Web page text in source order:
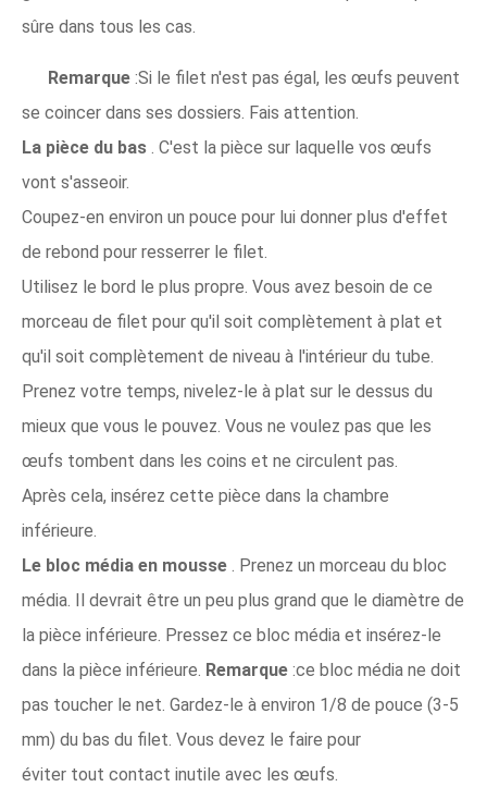
sûre dans tous les cas.
Remarque :Si le filet n'est pas égal, les œufs peuvent
se coincer dans ses dossiers. Fais attention.
La pièce du bas . C'est la pièce sur laquelle vos œufs
vont s'asseoir.
Coupez-en environ un pouce pour lui donner plus d'effet
de rebond pour resserrer le filet.
Utilisez le bord le plus propre. Vous avez besoin de ce
morceau de filet pour qu'il soit complètement à plat et
qu'il soit complètement de niveau à l'intérieur du tube.
Prenez votre temps, nivelez-le à plat sur le dessus du
mieux que vous le pouvez. Vous ne voulez pas que les
œufs tombent dans les coins et ne circulent pas.
Après cela, insérez cette pièce dans la chambre
inférieure.
Le bloc média en mousse . Prenez un morceau du bloc
média. Il devrait être un peu plus grand que le diamètre de
la pièce inférieure. Pressez ce bloc média et insérez-le
dans la pièce inférieure. Remarque :ce bloc média ne doit
pas toucher le net. Gardez-le à environ 1/8 de pouce (3-5
mm) du bas du filet. Vous devez le faire pour
éviter tout contact inutile avec les œufs.